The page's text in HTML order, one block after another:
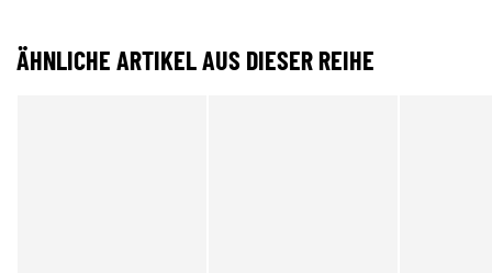
ÄHNLICHE ARTIKEL AUS DIESER REIHE